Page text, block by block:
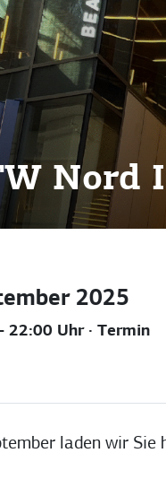
Nord
2025
22:00 Uhr · Termin
laden wir Sie